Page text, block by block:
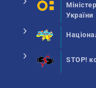
України
STOP!